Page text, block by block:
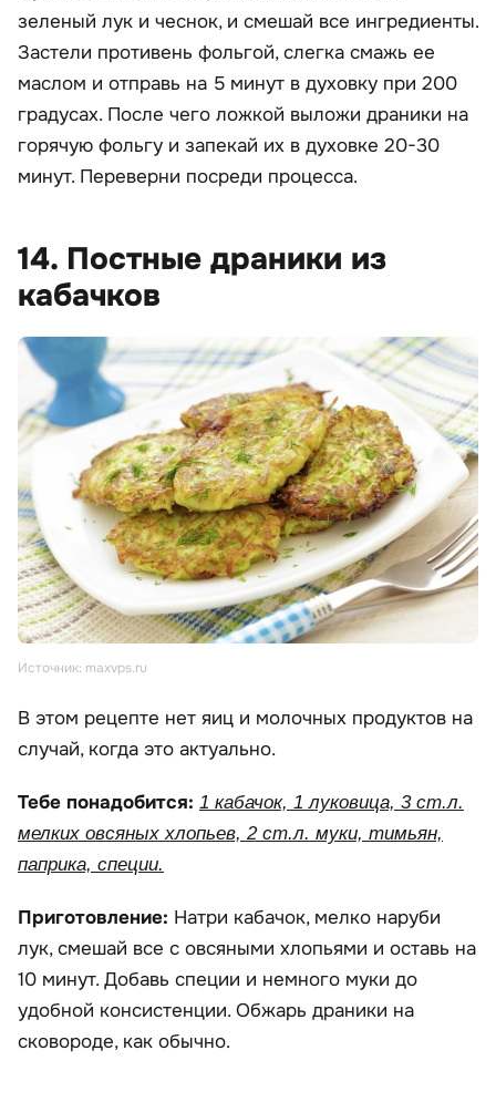
зеленый лук и чеснок, и смешай все ингредиенты.
Застели противень фольгой, слегка смажь ее
маслом и отправь на 5 минут в духовку при 200
градусах. После чего ложкой выложи драники на
горячую фольгу и запекай их в духовке 20-30
минут. Переверни посреди процесса.
14. Постные драники из
кабачков
Источник: maxvps.ru
В этом рецепте нет яиц и молочных продуктов на
случай, когда это актуально.
Тебе понадобится: 1 кабачок, 1 луковица, 3 ст.л.
мелких овсяных хлопьев, 2 ст.л. муки, тимьян,
паприка, специи.
Приготовление: Натри кабачок, мелко наруби
лук, смешай все с овсяными хлопьями и оставь на
10 минут. Добавь специи и немного муки до
удобной консистенции. Обжарь драники на
сковороде, как обычно.